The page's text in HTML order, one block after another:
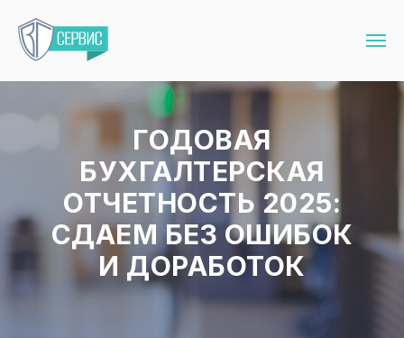
ГОДОВАЯ
БУХГАЛТЕРСКАЯ
ОТЧЕТНОСТЬ 2025:
СДАЕМ БЕЗ ОШИБОК
И ДОРАБОТОК